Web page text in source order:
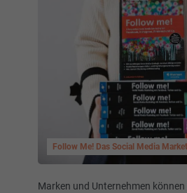
Follow Me! Das Social Media
Marken und Unternehmen können